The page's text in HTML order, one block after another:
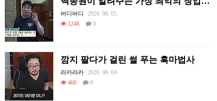
버디버디
2026. 08. 05.
1246
0
깜지 팔다가 걸린 썰 푸는 흑마법사
라카라카 2026. 08. 04.
466
0